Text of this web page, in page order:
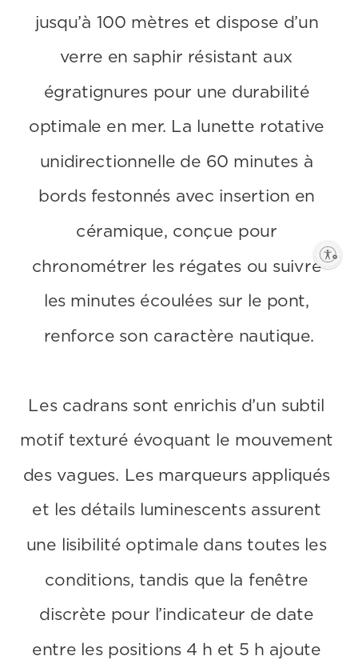
jusqu’à 100 mètres et dispose d’un
verre en saphir résistant aux
égratignures pour une durabilité
optimale en mer. La lunette rotative
unidirectionnelle de 60 minutes à
bords festonnés avec insertion en
céramique, conçue pour
chronométrer les régates ou suivre
les minutes écoulées sur le pont,
renforce son caractère nautique.
Les cadrans sont enrichis d’un subtil
motif texturé évoquant le mouvement
des vagues. Les marqueurs appliqués
et les détails luminescents assurent
une lisibilité optimale dans toutes les
conditions, tandis que la fenêtre
discrète pour l’indicateur de date
entre les positions 4 h et 5 h ajoute